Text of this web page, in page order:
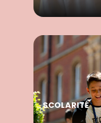
SCOLARITÉ